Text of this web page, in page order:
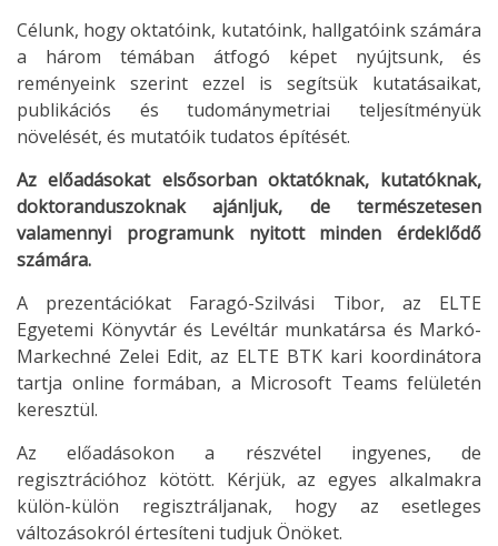
Célunk, hogy oktatóink, kutatóink, hallgatóink számára
a három témában átfogó képet nyújtsunk, és
reményeink szerint ezzel is segítsük kutatásaikat,
publikációs és tudománymetriai teljesítményük
növelését, és mutatóik tudatos építését.
Az előadásokat elsősorban oktatóknak, kutatóknak,
doktoranduszoknak ajánljuk, de természetesen
valamennyi programunk nyitott minden érdeklődő
számára.
A prezentációkat Faragó-Szilvási Tibor, az ELTE
Egyetemi Könyvtár és Levéltár munkatársa és Markó-
Markechné Zelei Edit, az ELTE BTK kari koordinátora
tartja online formában, a Microsoft Teams felületén
keresztül.
Az előadásokon a részvétel ingyenes, de
regisztrációhoz kötött. Kérjük, az egyes alkalmakra
külön-külön regisztráljanak, hogy az esetleges
változásokról értesíteni tudjuk Önöket.